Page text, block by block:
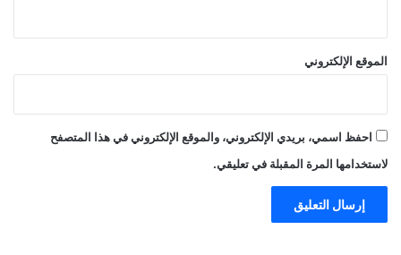
الموقع الإلكتروني
احفظ اسمي، بريدي الإلكتروني، والموقع الإلكتروني في هذا المتصفح
لاستخدامها المرة المقبلة في تعليقي.